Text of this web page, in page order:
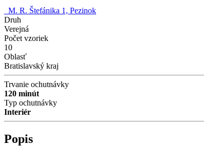
M. R. Štefánika 1, Pezinok
Druh
Verejná
Počet vzoriek
10
Oblasť
Bratislavský kraj
Trvanie ochutnávky
120 minút
Typ ochutnávky
Interiér
Popis